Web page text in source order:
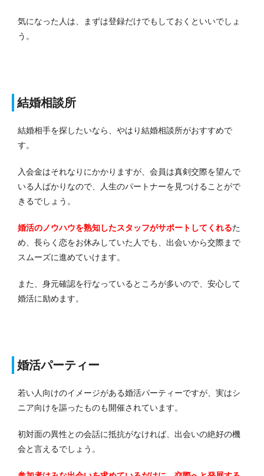
気になった人は、まずは登録だけでもしておくといいでしょ
う。
結婚相談所
結婚相手を探したいなら、やはり結婚相談所がおすすめで
す。
入会金はそれなりにかかりますが、会員は真剣交際を望んで
いる人ばかりなので、人生のパートナーを見つけることがで
きるでしょう。
婚活のノウハウを熟知したスタッフがサポートしてくれるた
め、長らく恋をお休みしていた人でも、出会いから交際まで
スムーズに進めていけます。
また、身元確認を行なっているところが多いので、安心して
婚活に励めます。
婚活パーティー
若い人向けのイメージがある婚活パーティーですが、実はシ
ニア向けを謳ったものも開催されています。
初対面の異性との会話に抵抗がなければ、出会いの絶好の機
会と言えるでしょう。